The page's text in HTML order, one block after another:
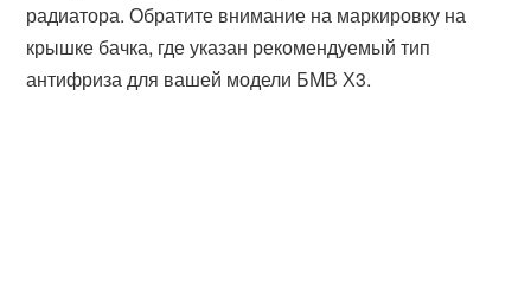
радиатора. Обратите внимание на маркировку на
крышке бачка, где указан рекомендуемый тип
антифриза для вашей модели БМВ Х3.